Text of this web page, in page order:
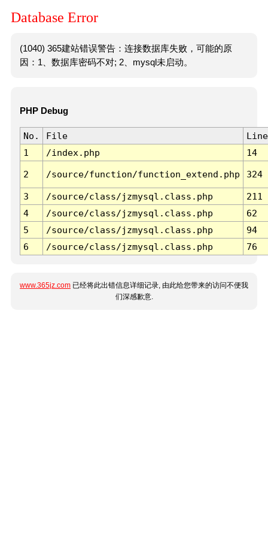
Database Error
(1040) 365建站错误警告：连接数据库失败，可能的原
因：1、数据库密码不对; 2、mysql未启动。
PHP Debug
No. File
Line
1
/index.php 14
2 /source/function/function_extend.php 324
3 /source/class/jzmysql.class.php
211
4
/source/class/jzmysql.class.php
62
5
/source/class/jzmysql.class.php
94
6
/source/class/jzmysql.class.php 76
www.365jz.com 已经将此出错信息详细记录, 由此给您带来的访问不便我
们深感歉意.